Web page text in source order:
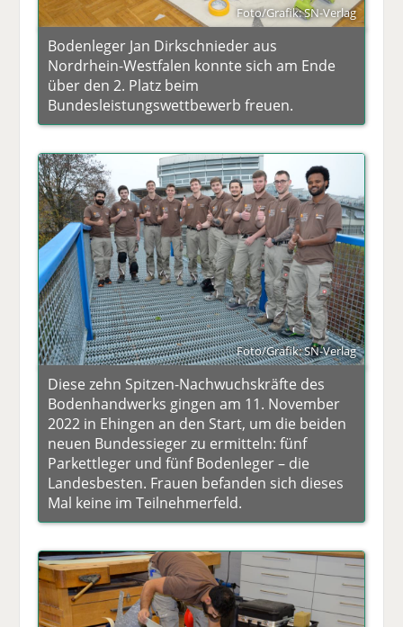
Foto/Grafik: SN-Verlag
Bodenleger Jan Dirkschnieder aus
Nordrhein-Westfalen konnte sich am Ende
über den 2. Platz beim
Bundesleistungswettbewerb freuen.
Foto/Grafik: SN-Verlag
Diese zehn Spitzen-Nachwuchskräfte des
Bodenhandwerks gingen am 11. November
2022 in Ehingen an den Start, um die beiden
neuen Bundessieger zu ermitteln: fünf
Parkettleger und fünf Bodenleger – die
Landesbesten. Frauen befanden sich dieses
Mal keine im Teilnehmerfeld.